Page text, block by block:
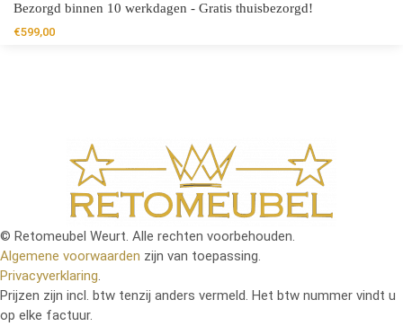
Bezorgd binnen 10 werkdagen - Gratis thuisbezorgd!
€599,00
© Retomeubel Weurt. Alle rechten voorbehouden.
Algemene voorwaarden zijn van toepassing.
Privacyverklaring.
Prijzen zijn incl. btw tenzij anders vermeld. Het btw nummer vindt u
op elke factuur.